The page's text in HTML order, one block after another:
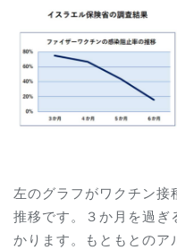
左のグラフがワクチン接
推移です。３か月を過ぎ
かります。もともとのア